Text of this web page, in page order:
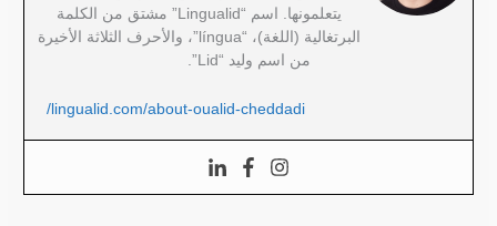
يتعلمونها. اسم “Lingualid” مشتق من الكلمة
البرتغالية (اللغة)، “língua”، والأحرف الثلاثة الأخيرة
من اسم وليد “Lid”.
lingualid.com/about-oualid-cheddadi/